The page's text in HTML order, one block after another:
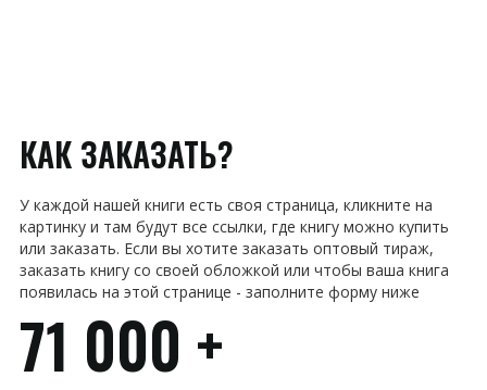
КАК ЗАКАЗАТЬ?
У каждой нашей книги есть своя страница, кликните на
картинку и там будут все ссылки, где книгу можно купить
или заказать. Если вы хотите заказать оптовый тираж,
заказать книгу со своей обложкой или чтобы ваша книга
появилась на этой странице - заполните форму ниже
71 000 +